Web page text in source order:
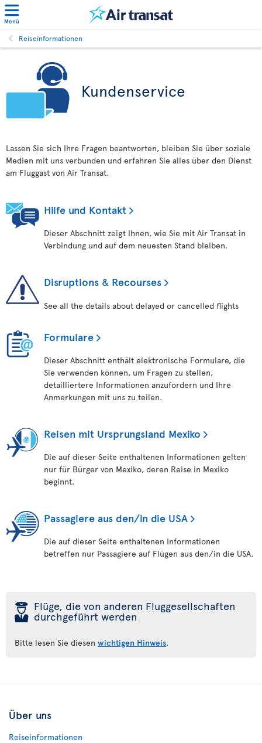
Menü
Reiseinformationen
Kundenservice
Lassen Sie sich Ihre Fragen beantworten, bleiben Sie über soziale
Medien mit uns verbunden und erfahren Sie alles über den Dienst
am Fluggast von Air Transat.
Hilfe und Kontakt
Dieser Abschnitt zeigt Ihnen, wie Sie mit Air Transat in
Verbindung und auf dem neuesten Stand bleiben.
Disruptions & Recourses
See all the details about delayed or cancelled flights
Formulare
Dieser Abschnitt enthält elektronische Formulare, die
Sie verwenden können, um Fragen zu stellen,
detailliertere Informationen anzufordern und Ihre
Anmerkungen mit uns zu teilen.
Reisen mit Ursprungsland Mexiko
Die auf dieser Seite enthaltenen Informationen gelten
nur für Bürger von Mexiko, deren Reise in Mexiko
beginnt.
Passagiere aus den/in die USA
Die auf dieser Seite enthaltenen Informationen
betreffen nur Passagiere auf Flügen aus den/in die USA.
þ Flüge, die von anderen Fluggesellschaften
durchgeführt werden
Bitte lesen Sie diesen wichtigen Hinweis.
Über uns
Reiseinformationen